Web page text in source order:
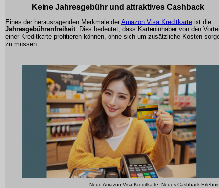
Keine Jahresgebühr und attraktives Cashback
Eines der herausragenden Merkmale der Amazon Visa Kreditkarte ist die
Jahresgebührenfreiheit. Dies bedeutet, dass Karteninhaber von den
einer Kreditkarte profitieren können, ohne sich um zusätzliche Kosten
zu müssen.
Neue Amazon Visa Kreditkarte: Neues Cashback-Erlebnis